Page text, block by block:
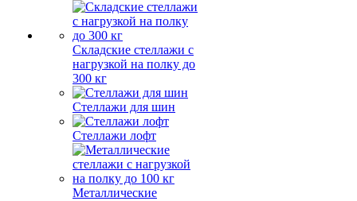
Складские стеллажи с
нагрузкой на полку до
300 кг
Стеллажи для шин
Стеллажи лофт
Металлические